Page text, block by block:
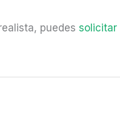
puedessolicitar